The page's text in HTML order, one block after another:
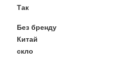
Так
Без бренду
Китай
скло